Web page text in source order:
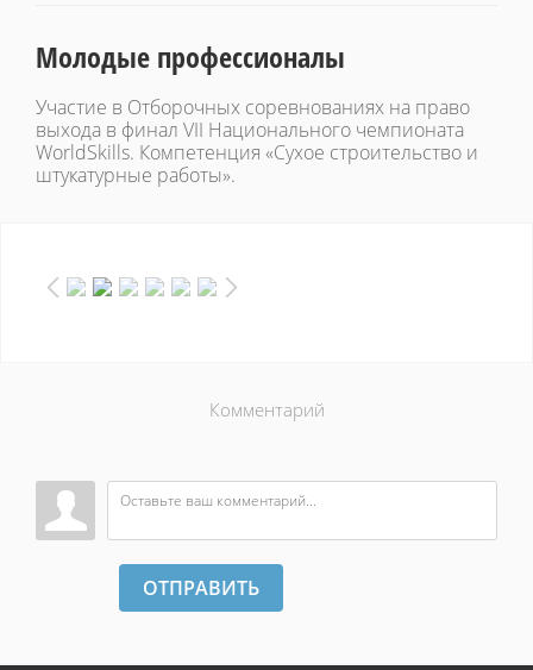
Молодые профессионалы
Участие в Отборочных соревнованиях на право
выхода в финал VII Национального чемпионата
WorldSkills. Компетенция «Сухое строительство и
штукатурные работы».
Комментарий
ОТПРАВИТЬ